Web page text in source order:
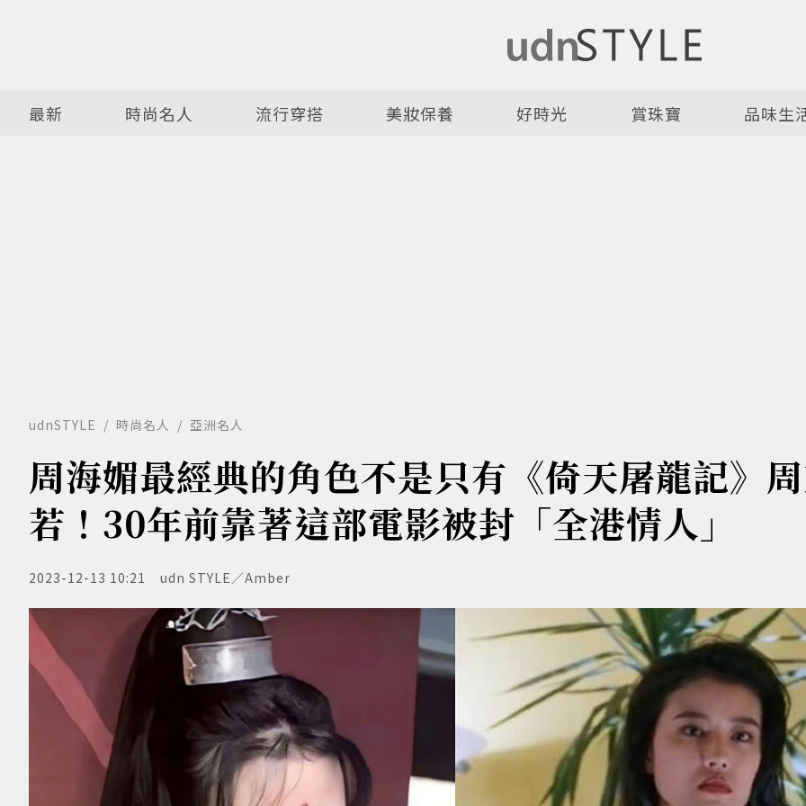
最新 時尚名人 流行穿搭 美妝保養 好時光 賞珠寶 品味生
udnSTYLE 時尚名人 亞洲名人
周海媚最經典的角色不是只有《倚天屠龍記》
若！30年前靠著這部電影被封「全港情人」
2023-12-13 10:21 udn STYLE／Amber